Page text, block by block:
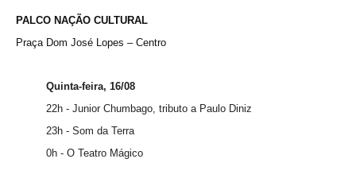
PALCO NAÇÃO CULTURAL
Praça Dom José Lopes – Centro
Quinta-feira, 16/08
22h - Junior Chumbago, tributo a Paulo Diniz
23h - Som da Terra
0h - O Teatro Mágico